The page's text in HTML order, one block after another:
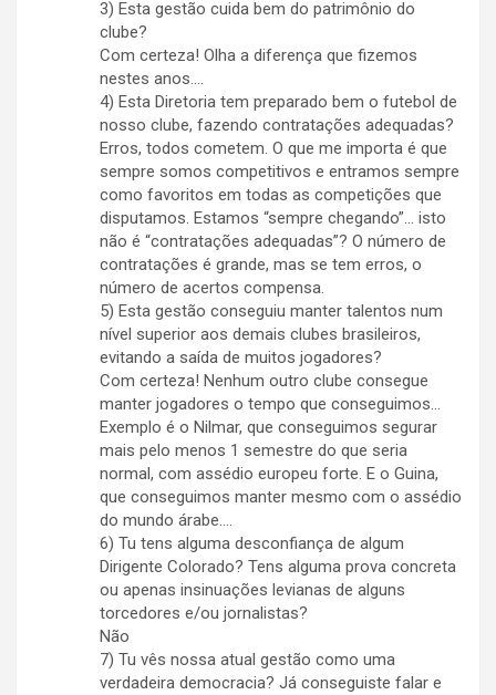
3) Esta gestão cuida bem do patrimônio do
clube?
Com certeza! Olha a diferença que fizemos
nestes anos….
4) Esta Diretoria tem preparado bem o futebol de
nosso clube, fazendo contratações adequadas?
Erros, todos cometem. O que me importa é que
sempre somos competitivos e entramos sempre
como favoritos em todas as competições que
disputamos. Estamos “sempre chegando”… isto
não é “contratações adequadas”? O número de
contratações é grande, mas se tem erros, o
número de acertos compensa.
5) Esta gestão conseguiu manter talentos num
nível superior aos demais clubes brasileiros,
evitando a saída de muitos jogadores?
Com certeza! Nenhum outro clube consegue
manter jogadores o tempo que conseguimos…
Exemplo é o Nilmar, que conseguimos segurar
mais pelo menos 1 semestre do que seria
normal, com assédio europeu forte. E o Guina,
que conseguimos manter mesmo com o assédio
do mundo árabe….
6) Tu tens alguma desconfiança de algum
Dirigente Colorado? Tens alguma prova concreta
ou apenas insinuações levianas de alguns
torcedores e/ou jornalistas?
Não
7) Tu vês nossa atual gestão como uma
verdadeira democracia? Já conseguiste falar e